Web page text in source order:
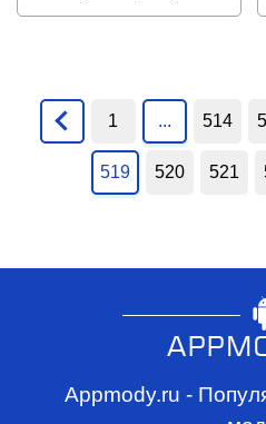
1 ... 514
519 520 521
Appmody.ru -